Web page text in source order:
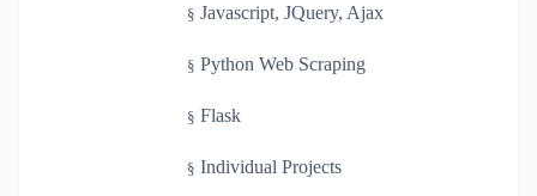
§ Javascript, JQuery, Ajax
§ Python Web Scraping
§ Flask
§ Individual Projects